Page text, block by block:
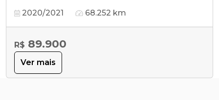
2020/2021 68.252 km
R$ 89.900
Ver mais